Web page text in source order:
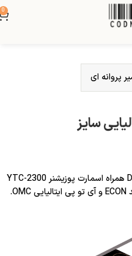
0
پروانه ای
سایز
کنترل ولو پنوماتیک ایتالیایی سایز DN40 همراه اسمارت پوزیشنر YTC-2300